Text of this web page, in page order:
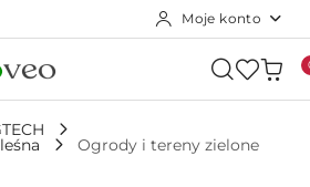
Moje konto
Ogrody i tereny zielone